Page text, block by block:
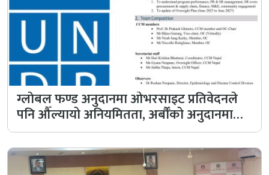
ग्लाेबल फण्ड अनुदानमा ओभरसाइट प्रतिवेदनले
पनि औँल्यायो अनियमितता, अर्बौँको अनुदानमा…